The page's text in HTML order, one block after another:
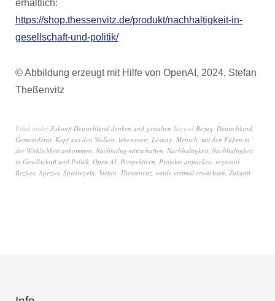
erhältlich:
https://shop.thessenvitz.de/produkt/nachhaltigkeit-in-
gesellschaft-und-politik/
© Abbildung erzeugt mit Hilfe von OpenAI, 2024, Stefan
Theßenvitz
Filed underZukunft Deutschland denken und gestalten Tagged Bezug, Deutschland,
Gemeinderat, Kopf aus den Wolken, lebenswert, Lösung, Mensch, mit den Füßen in
der Wirklichkeit ankommen, Nachhaltig-wirtschaften, Nachhaltigkeit, Nachhaltigkeit
in Gesellschaft und Politik, Open AI, Perspektiven, Projekte anpacken, regional
Bezüge, Spezies, Spielregeln, Stefan, Thessenvitz, werde erstmal erwachsen, Zukunft